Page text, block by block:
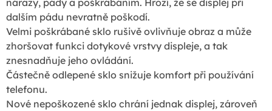
dalším pádu nevratně poškodí.
Velmi poškrábané sklo rušivě ovlivňuje obraz a může
zhoršovat funkci dotykové vrstvy displeje, a tak
znesnadňuje jeho ovládání.
Částečně odlepené sklo snižuje komfort při používání
telefonu.
Nové nepoškozené sklo chrání jednak displej, zároveň